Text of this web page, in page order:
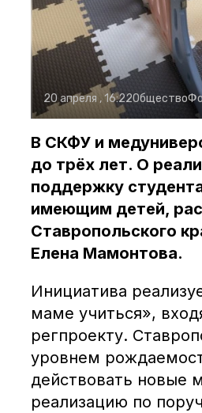
20 апреля , 16:22Общество
В СКФУ и
до трёх лет. О
поддержку
имеющим детей,
Ставропольского
Елена Мамонтова.
Инициатива
маме учиться»,
регпроекту.
уровнем
действовать новые
реализацию по